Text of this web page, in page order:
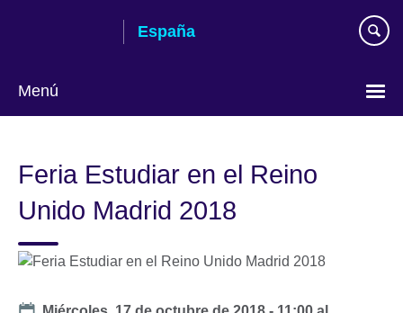
España
Menú
Feria Estudiar en el Reino
Unido Madrid 2018
Date